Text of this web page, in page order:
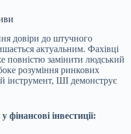
довіри до штучного
актуальним. Фахівці
повністю замінити людський
розуміння ринкових
інструмент, ШІ демонструє
фінансові інвестиції: